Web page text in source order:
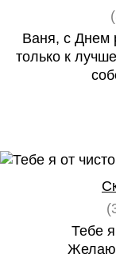
Ваня, с Днем
только к
Тебе
Желаю